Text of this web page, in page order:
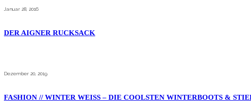
Januar 28, 2016
DER AIGNER RUCKSACK
Dezember 20, 2019
FASHION // WINTER WEISS – DIE COOLSTEN WINTERBOOTS &